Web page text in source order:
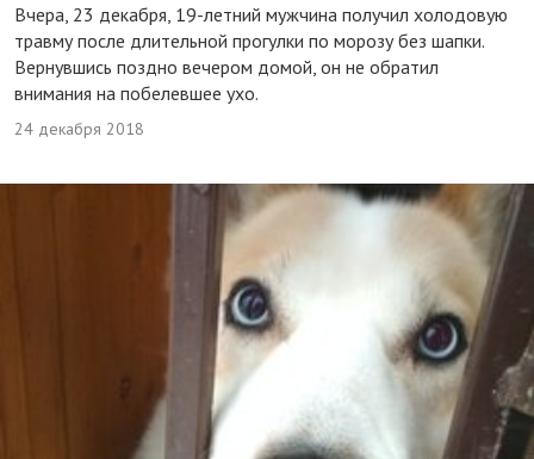
Вчера, 23 декабря, 19-летний мужчина получил холодовую
травму после длительной прогулки по морозу без шапки.
Вернувшись поздно вечером домой, он не обратил
внимания на побелевшее ухо.
24 декабря 2018